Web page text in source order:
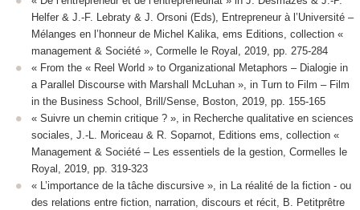
Helfer & J.-F. Lebraty & J. Orsoni (Eds), Entrepreneur à l’Université –
Mélanges en l’honneur de Michel Kalika, ems Editions, collection «
management & Société », Cormelle le Royal, 2019, pp. 275-284
« From the « Reel World » to Organizational Metaphors – Dialogie in
a Parallel Discourse with Marshall McLuhan », in Turn to Film – Film
in the Business School, Brill/Sense, Boston, 2019, pp. 155-165
« Suivre un chemin critique ? », in Recherche qualitative en sciences
sociales, J.-L. Moriceau & R. Soparnot, Editions ems, collection «
Management & Société – Les essentiels de la gestion, Cormelles le
Royal, 2019, pp. 319-323
« L’importance de la tâche discursive », in La réalité de la fiction - ou
des relations entre fiction, narration, discours et récit, B. Petitprêtre